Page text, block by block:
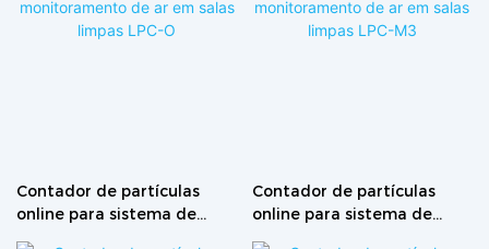
Contador de partículas
online para sistema de
monitoramento de ar em
Contador de partículas
online para sistema de
monitoramento de ar em